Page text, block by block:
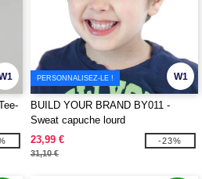
W1
PERSONNALISEZ-LE !
BUILD YOUR BRAND BY011 -
Sweat capuche lourd
23,99 €
31,10 €
-23%